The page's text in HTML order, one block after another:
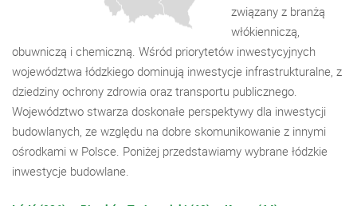
związany z branżą
włókienniczą,
obuwniczą i chemiczną. Wśród priorytetów inwestycyjnych
województwa łódzkiego dominują inwestycje infrastrukturalne, z
dziedziny ochrony zdrowia oraz transportu publicznego.
Województwo stwarza doskonałe perspektywy dla inwestycji
budowlanych, ze względu na dobre skomunikowanie z innymi
ośrodkami w Polsce. Poniżej przedstawiamy wybrane łódzkie
inwestycje budowlane.